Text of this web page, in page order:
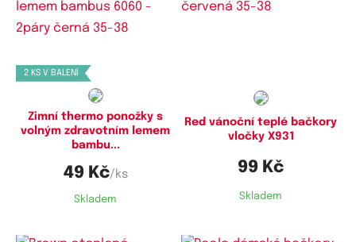
2 KS V BALENÍ
Dostupné velikosti:
Zimní thermo ponožky s
volným zdravotním lemem
bambu...
49 Kč/ks
Skladem
Red vánoční teplé bačkory
vločky X931
99 Kč
Skladem